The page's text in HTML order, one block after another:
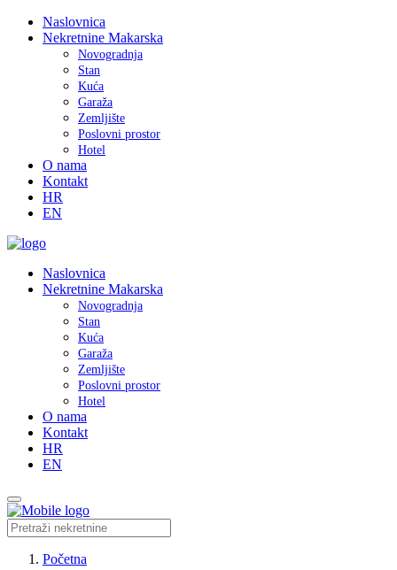
Naslovnica
Nekretnine Makarska
Novogradnja
Stan
Kuća
Garaža
Zemljište
Poslovni prostor
Hotel
O nama
Kontakt
HR
EN
Naslovnica
Nekretnine Makarska
Novogradnja
Stan
Kuća
Garaža
Zemljište
Poslovni prostor
Hotel
O nama
Kontakt
HR
EN
Početna